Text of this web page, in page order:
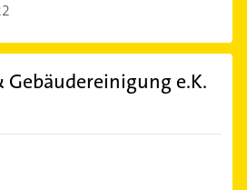
Gebäudereinigung e.K.